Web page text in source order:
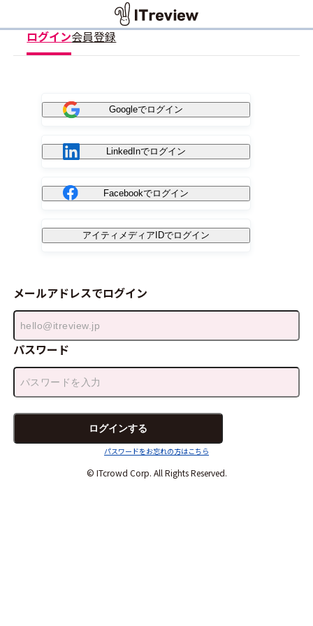
ログイン会員登録
Googleでログイン
LinkedInでログイン
Facebookでログイン
アイティメディアIDでログイン
メールアドレスでログイン
パスワード
パスワードをお忘れの方はこちら
© ITcrowd Corp. All Rights Reserved.